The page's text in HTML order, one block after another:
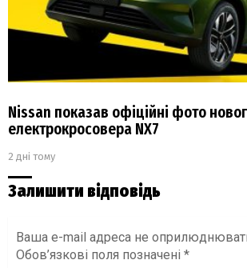
Nissan показав офіційні фото
електрокросовера NX7
2 дні тому
Залишити відповідь
Ваша e-mail адреса не
Обов’язкові поля позначені *